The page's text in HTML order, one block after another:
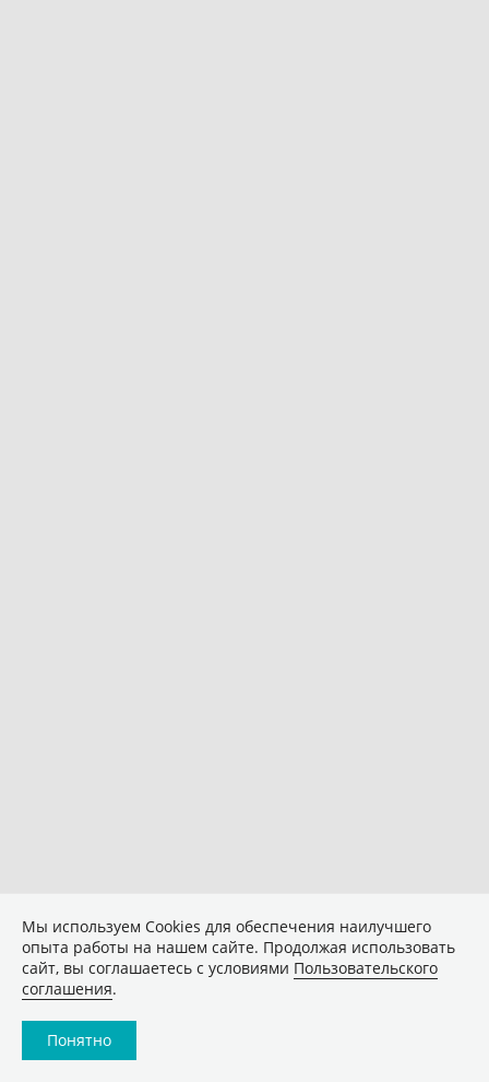
Мы используем Сookies для обеспечения наилучшего
опыта работы на нашем сайте. Продолжая использовать
сайт, вы соглашаетесь с условиями Пользовательского
соглашения.
Понятно